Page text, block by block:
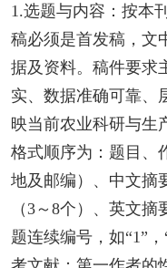
1.选题与内容：按本
稿必须是首发稿，文
据及资料。稿件要求
实、数据准确可靠、
映当前农业科研与生
格式顺序为：题目、
地及邮编）、中文摘
（3～8个）、英文
题连续编号，如“1”